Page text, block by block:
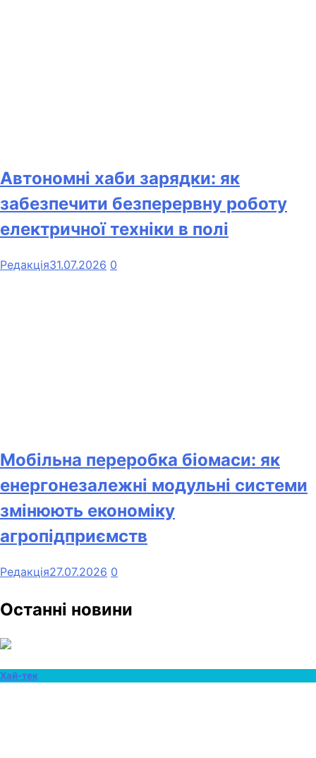
Автономні хаби зарядки: як
забезпечити безперервну роботу
електричної техніки в полі
Редакція31.07.2026 0
Мобільна переробка біомаси: як
енергонезалежні модульні системи
змінюють економіку
агропідприємств
Редакція27.07.2026 0
Останні новини
Хай-тек